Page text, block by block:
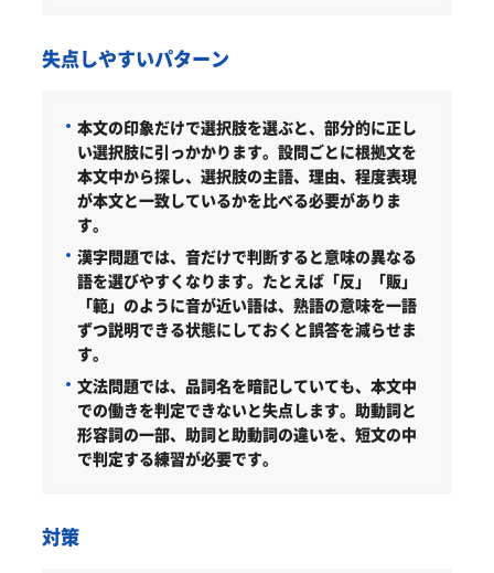
失点しやすいパターン
本文の印象だけで選択肢を選ぶと、部分的に正し
い選択肢に引っかかります。設問ごとに根拠文を
本文中から探し、選択肢の主語、理由、程度表現
が本文と一致しているかを比べる必要がありま
す。
漢字問題では、音だけで判断すると意味の異なる
語を選びやすくなります。たとえば「反」「販」
「範」のように音が近い語は、熟語の意味を一語
ずつ説明できる状態にしておくと誤答を減らせま
す。
文法問題では、品詞名を暗記していても、本文中
での働きを判定できないと失点します。助動詞と
形容詞の一部、助詞と助動詞の違いを、短文の中
で判定する練習が必要です。
対策